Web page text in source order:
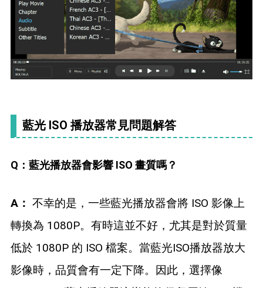
藍光 ISO 播放器常見問題解答
Q：藍光播放器會影響 ISO 畫質嗎？
A： 不幸的是，一些藍光播放器會將 ISO 影像上
轉換為 1080P。有時這並不好，尤其是對於質量
低於 1080P 的 ISO 檔案。當藍光ISO播放器放大
影像時，品質會有一定下降。因此，選擇像